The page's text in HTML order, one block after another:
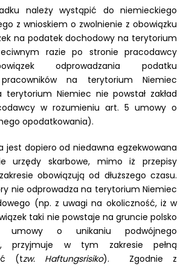
należy wystąpić do niemieckiego
z wnioskiem o zwolnienie z obowiązku
na podatek dochodowy na terytorium
razie po stronie pracodawcy
odprowadzania podatku
na terytorium Niemiec
Niemiec nie powstał zakład
w rozumieniu art. 5 umowy o
opodatkowania).
jest dopiero od niedawna egzekwowana
urzędy skarbowe, mimo iż przepisy
obowiązują od dłuższego czasu.
nie odprowadza na terytorium Niemiec
(np. z uwagi na okoliczność, iż w
taki nie powstaje na gruncie polsko
umowy o unikaniu podwójnego
przyjmuje w tym zakresie pełną
(tzw. Haftungsrisiko). Zgodnie z